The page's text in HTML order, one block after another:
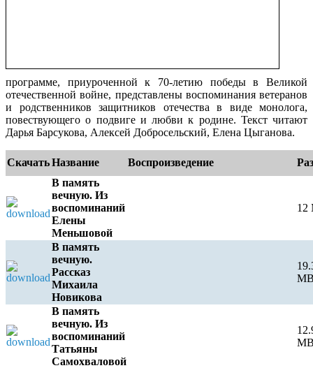
программе, приуроченной к 70-летию победы в Великой
отечественной войне, представлены воспоминания ветеранов
и родственников защитников отечества в виде монолога,
повествующего о подвиге и любви к родине. Текст читают
Дарья Барсукова, Алексей Добросельский, Елена Цыганова.
СкачатьНазвание Воспроизведение
В память
вечную. Из
воспоминаний
Елены
Меньшовой
12
В память
вечную.
Рассказ
Михаила
Новикова
В память
вечную. Из
воспоминаний
Татьяны
Самохваловой